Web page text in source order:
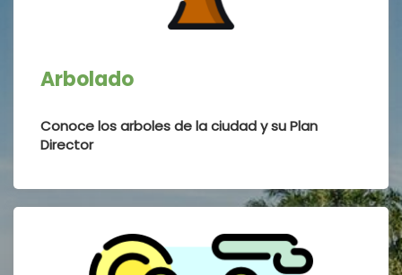
idioma
Arbolado
Conoce los arboles de la ciudad y su Plan
Director